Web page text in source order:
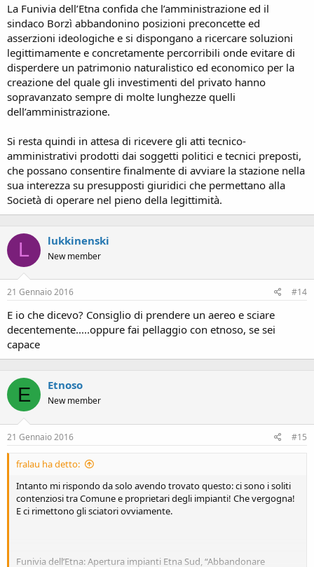
La Funivia dell’Etna confida che l’amministrazione ed il
sindaco Borzì abbandonino posizioni preconcette ed
asserzioni ideologiche e si dispongano a ricercare soluzioni
legittimamente e concretamente percorribili onde evitare di
disperdere un patrimonio naturalistico ed economico per la
creazione del quale gli investimenti del privato hanno
sopravanzato sempre di molte lunghezze quelli
dell’amministrazione.
Si resta quindi in attesa di ricevere gli atti tecnico-
amministrativi prodotti dai soggetti politici e tecnici preposti,
che possano consentire finalmente di avviare la stazione nella
sua interezza su presupposti giuridici che permettano alla
Società di operare nel pieno della legittimità.
L lukkinenski
New member
21 Gennaio 2016 #14
E io che dicevo? Consiglio di prendere un aereo e sciare
decentemente.....oppure fai pellaggio con etnoso, se sei
capace
E Etnoso
New member
21 Gennaio 2016 #15
fralau ha detto:
Intanto mi rispondo da solo avendo trovato questo: ci sono i soliti
contenziosi tra Comune e proprietari degli impianti! Che vergogna!
E ci rimettono gli sciatori ovviamente.
Funivia dell’Etna: Apertura impianti Etna Sud, “Abbandonare